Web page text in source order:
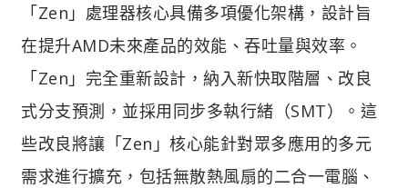
「Zen」處理器核心具備多項優化架構，設計旨
在提升AMD未來產品的效能、吞吐量與效率。
「Zen」完全重新設計，納入新快取階層、改良
式分支預測，並採用同步多執行緒（SMT）。這
些改良將讓「Zen」核心能針對眾多應用的多元
需求進行擴充，包括無散熱風扇的二合一電腦、